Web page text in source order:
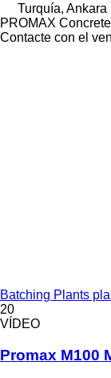
Turquía, Ankara
PROMAX
Contacte con el
Batching Plants
20
VÍDEO
Promax M100